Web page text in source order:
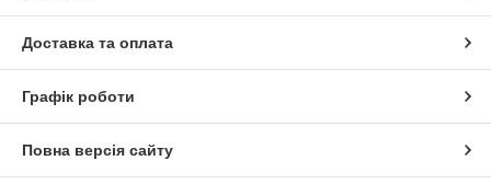
Доставка та оплата
Графік роботи
Повна версія сайту